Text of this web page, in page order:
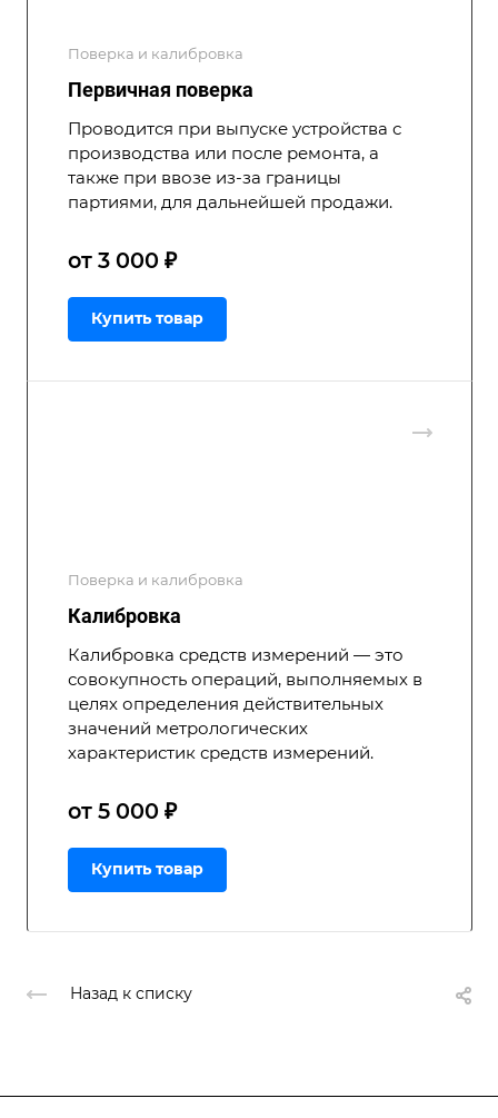
Поверка и калибровка
Первичная поверка
Проводится при выпуске устройства с
производства или после ремонта, а
также при ввозе из-за границы
партиями, для дальнейшей продажи.
от 3 000 ₽
Купить товар
Поверка и калибровка
Калибровка
Калибровка средств измерений — это
совокупность операций, выполняемых в
целях определения действительных
значений метрологических
характеристик средств измерений.
от 5 000 ₽
Купить товар
Назад к списку